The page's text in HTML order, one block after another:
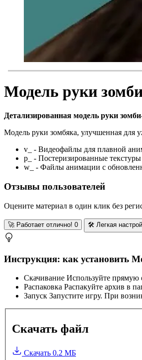
Модель руки
Детализированная модель руки
Модель руки зомбяка, улучшенная для
v_ - Видеофайлы для плавной
p_ - Постеризированные
w_ - Файлы анимации с
Отзывы пользователей
Оцените материал в один клик без
🚀Работает отлично! 0 🛠️ Легкая
Инструкция: как установить
Скачивание Используйте прямую
Распаковка Распакуйте архив в
Запуск Запустите игру. При
Скачать файл
Скачать 0.2 МБ